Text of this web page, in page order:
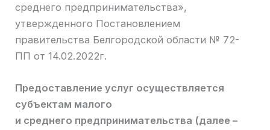
среднего предпринимательства»,
утвержденного Постановлением
правительства Белгородской области № 72-
ПП от 14.02.2022г.
Предоставление услуг осуществляется
субъектам малого
и среднего предпринимательства (далее –